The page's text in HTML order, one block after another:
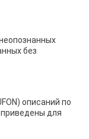
без
описаний по
для